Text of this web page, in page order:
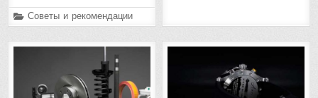
Posted
in
Советы и рекомендации